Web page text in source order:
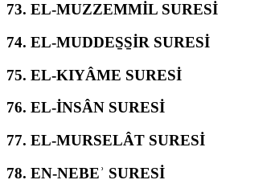
73. EL-MUZZEMMİL SURESİ
74. EL-MUDDES̱S̱İR SURESİ
75. EL-KIYÂME SURESİ
76. EL-İNSÂN SURESİ
77. EL-MURSELÂT SURESİ
78. EN-NEBEʾ SURESİ